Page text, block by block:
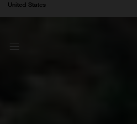
United States